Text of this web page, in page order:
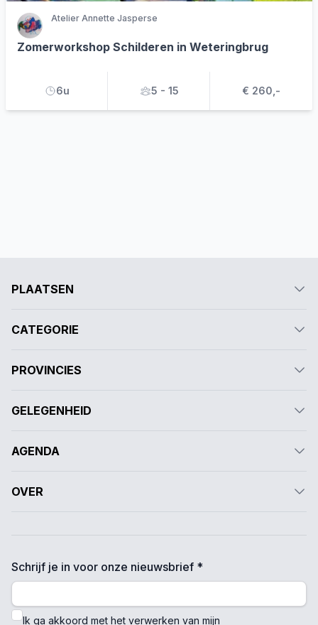
Atelier Annette Jasperse
Zomerworkshop Schilderen in Weteringbrug
6u 5 - 15 € 260,-
PLAATSEN
CATEGORIE
PROVINCIES
GELEGENHEID
AGENDA
OVER
Schrijf je in voor onze nieuwsbrief *
Ik ga akkoord met het verwerken van mijn